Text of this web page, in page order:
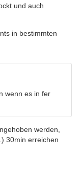
und auch
in bestimmten
wenn es in fer
werden,
30min erreichen